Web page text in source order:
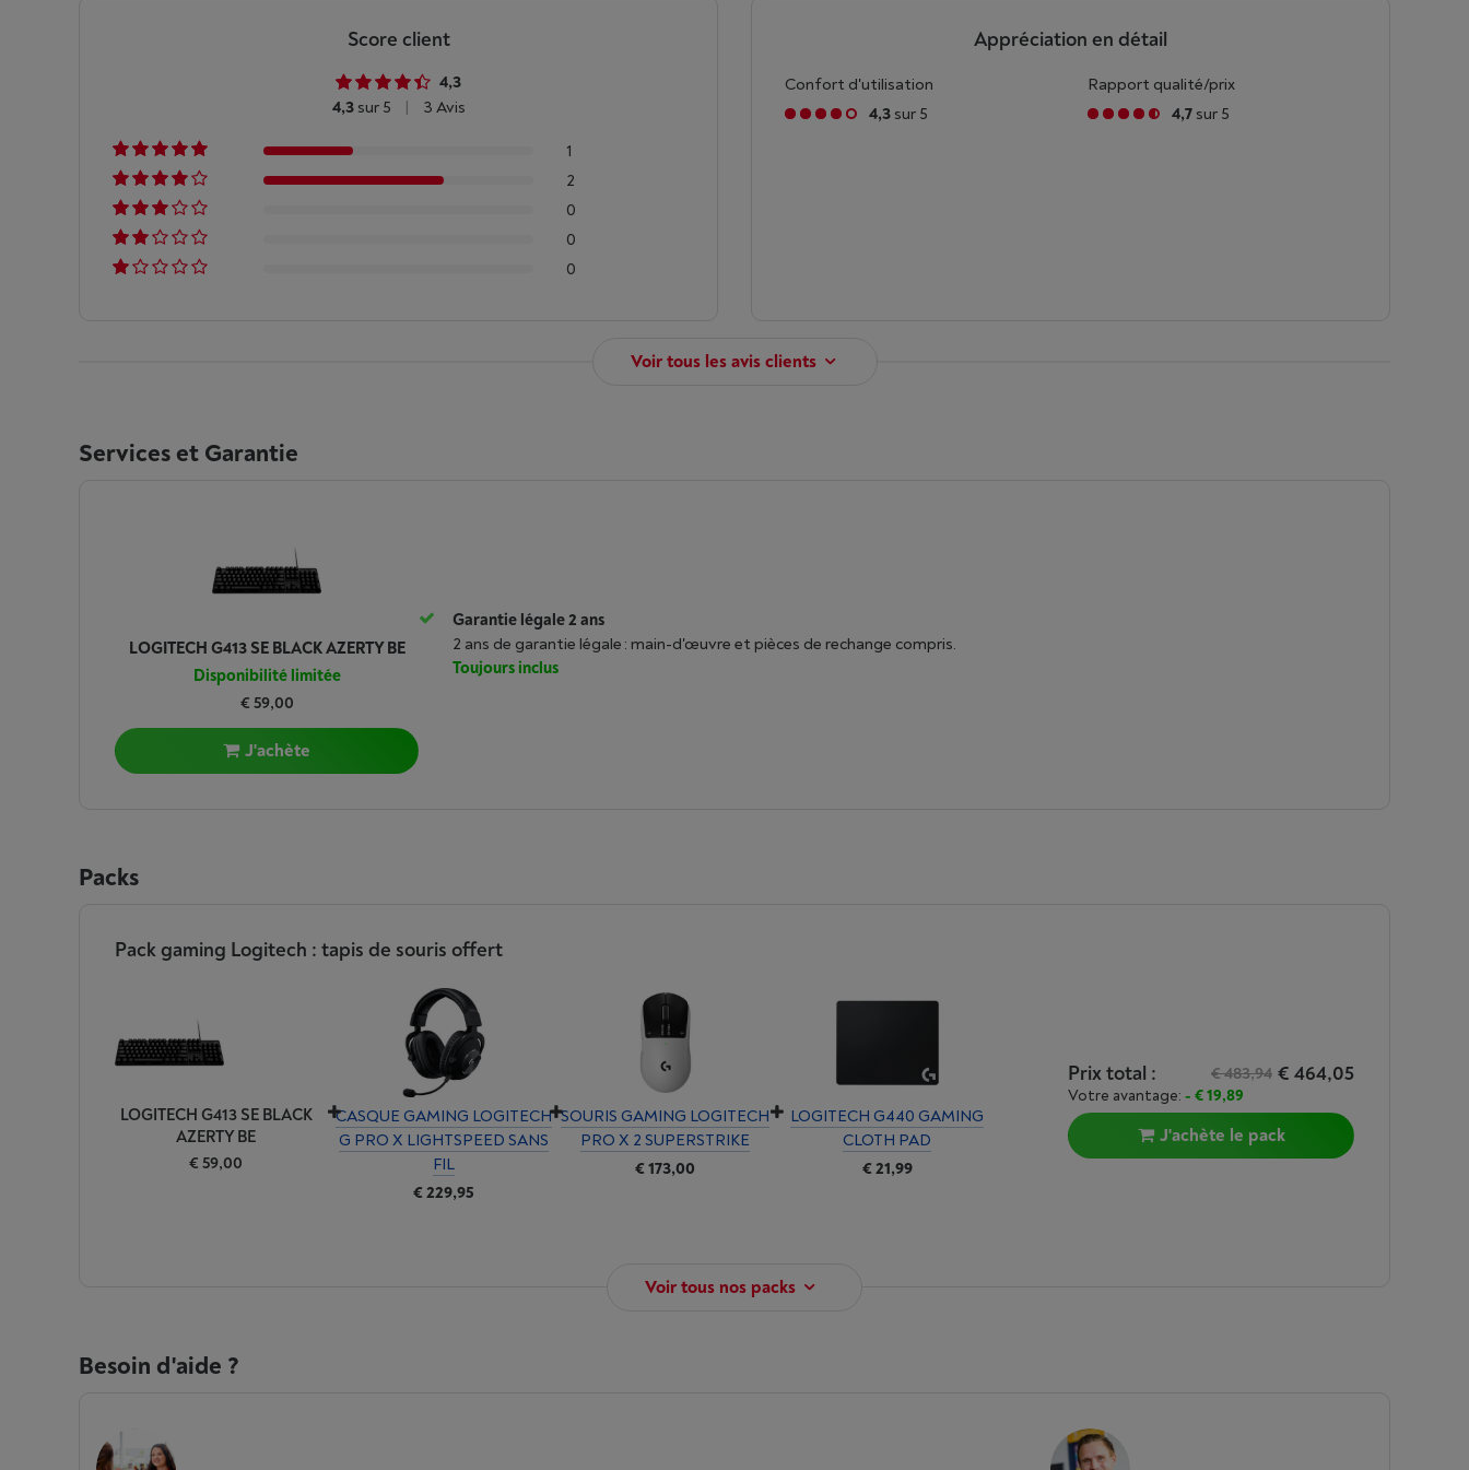
Score client
4,3
4,3sur 5 | 3 Avis
1
2
0
0
0
Appréciation en détail
Confort d'utilisation
4,3 sur 5
Rapport qualité/prix
4,7sur 5
Voir tous les avis clients
Services et Garantie
LOGITECH G413 SE BLACK AZERTY BE
Disponibilité limitée
€ 59,00
J'achète
Garantie légale 2 ans
2 ans de garantie légale : main-d'œuvre et pièces de rechange compris.
Toujours inclus
Packs
Pack gaming Logitech : tapis de souris offert
LOGITECH G413 SE BLACK
AZERTY BE
€ 59,00
CASQUE GAMING LOGITECH
G PRO X LIGHTSPEED SANS
FIL
€ 229,95
SOURIS GAMING LOGITECH
PRO X 2 SUPERSTRIKE
€ 173,00
LOGITECH G440 GAMING
CLOTH PAD
€ 21,99
Prix total : € 483,94 € 464,05
Votre avantage: - € 19,89
J'achète le pack
Voir tous nos packs
Besoin d'aide ?